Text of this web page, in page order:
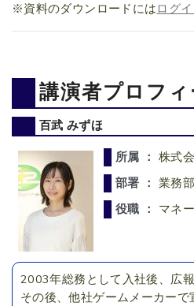
※資料のダウンロードには ログ
講演者プロフ
百武 みずほ
所属 ： 株式
部署 ： 業務
役職 ： マネ
2003年総務として入社後、広報
その後、他社ゲームメーカー